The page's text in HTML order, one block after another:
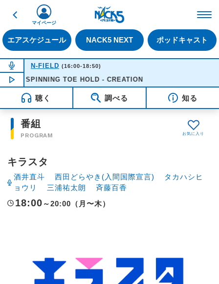
戻る
エアスケジュール NACK5 NEXT ポッドキャスト
マイページ
NOW ON AIR
N-FIELD (16:00-18:50)
NOW PLAYING17:47
SPINNING TOE HOLD - CREATION
聴く 調べる 知る
番組
PROGRAM
キラスタ
酒井直斗 西田どらやき(入間国際宣言)
タカハシヒ
ョウリ
三浦祐太朗 斉藤百香
18:00 ～20:00（月〜木）